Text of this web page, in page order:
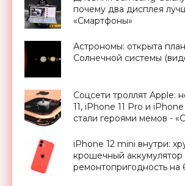
почему два дисплея
«Смартфоны»
Астрономы: открыта
Солнечной системы
Соцсети троллят Apple:
11, iPhone 11 Pro и
стали героями мемов -
iPhone 12 mini внутри:
крошечный аккумулятор
ремонтопригодность на